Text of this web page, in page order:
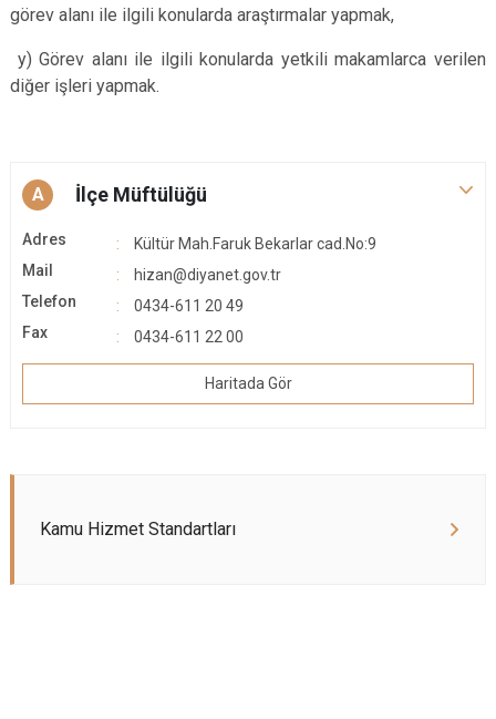
görev alanı ile ilgili konularda araştırmalar yapmak,
y) Görev alanı ile ilgili konularda yetkili makamlarca verilen
diğer işleri yapmak.
A İlçe Müftülüğü
Adres
Kültür Mah.Faruk Bekarlar cad.No:9
Mail
hizan@diyanet.gov.tr
Telefon
0434-611 20 49
Fax
0434-611 22 00
Haritada Gör
Kamu Hizmet Standartları